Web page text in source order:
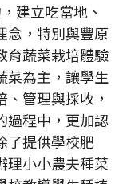
建立吃當地、
念，特別與豐原
育蔬菜栽培體驗
菜為主，讓學生
管理與採收，
過程中，更加認
了提供學校肥
理小小農夫種菜